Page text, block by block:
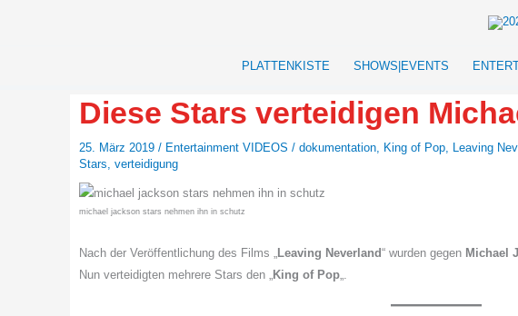
PLATTENKISTE
SHOWS|EVENTS
Diese Stars verteidigen
25. März 2019 / Entertainment VIDEOS / dokumentation, King of Pop, Leaving
Stars, verteidigung
michael jackson stars nehmen ihn in schutz
Nach der Veröffentlichung des Films „ Leaving Neverland“ wurden gegen Michael
Nun verteidigten mehrere Stars den „ King of Pop